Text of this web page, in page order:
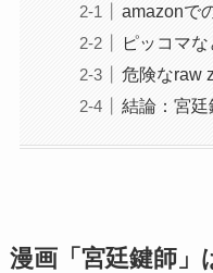
amazonで
ピッコマ
危険なraw
結論：宮
漫画「宮廷鍵師」